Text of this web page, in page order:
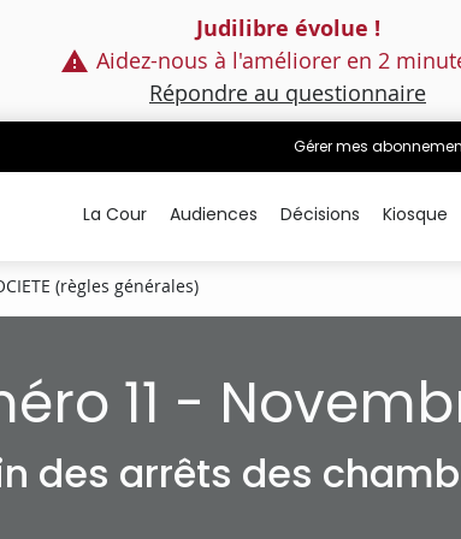
Judilibre évolue !
Aidez-nous à l'améliorer en 2
Répondre au questionnaire
Gérer mes
La Cour Audiences Décisions Kiosque
(règles générales)
11 -
des arrêts des